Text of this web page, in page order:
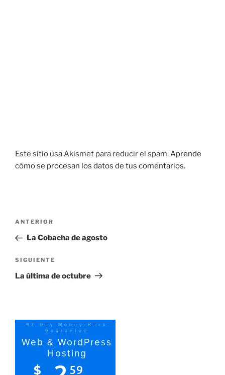
Este sitio usa Akismet para reducir el spam.Aprende
cómo se procesan los datos de tus comentarios.
Navegación
entradas
Entrada
anterior:
ANTERIOR
La Cobacha de agosto
Siguiente
entrada
SIGUIENTE
La última de octubre